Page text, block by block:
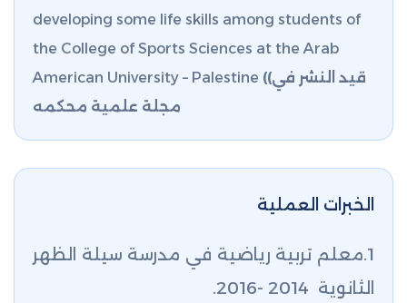
developing some life skills among students of
the College of Sports Sciences at the Arab
American University – Palestine ((قيد النشر في
مجلة علمية محكمه
الخبرات العملية
1.معلم تربية رياضية في مدرسة سيلة الظهر
الثانوية 2014 -2016
.